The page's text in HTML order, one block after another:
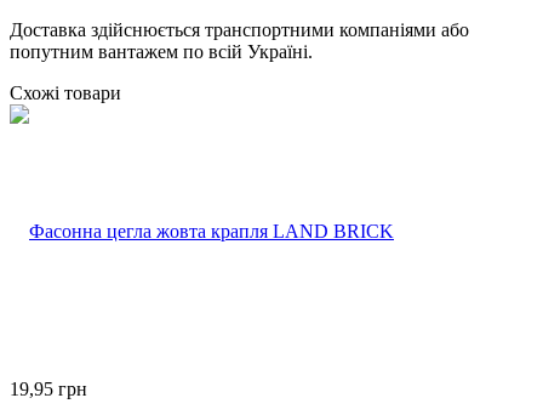
Доставка здійснюється транспортними компаніями або
попутним вантажем по всій Україні.
Схожі товари
19,95 грн